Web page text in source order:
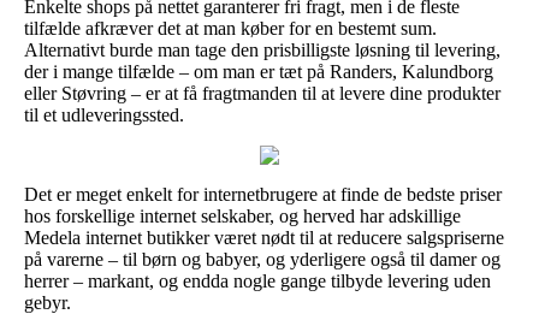
Enkelte shops på nettet garanterer fri fragt, men i de fleste
tilfælde afkræver det at man køber for en bestemt sum.
Alternativt burde man tage den prisbilligste løsning til levering,
der i mange tilfælde – om man er tæt på Randers, Kalundborg
eller Støvring – er at få fragtmanden til at levere dine produkter
til et udleveringssted.
Det er meget enkelt for internetbrugere at finde de bedste priser
hos forskellige internet selskaber, og herved har adskillige
Medela internet butikker været nødt til at reducere salgspriserne
på varerne – til børn og babyer, og yderligere også til damer og
herrer – markant, og endda nogle gange tilbyde levering uden
gebyr.